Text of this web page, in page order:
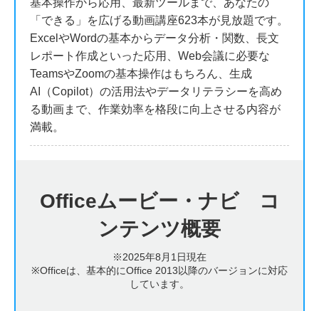
基本操作から応用、最新ツールまで、あなたの
「できる」を広げる動画講座623本が見放題です。
ExcelやWordの基本からデータ分析・関数、長文
レポート作成といった応用、Web会議に必要な
TeamsやZoomの基本操作はもちろん、生成
AI（Copilot）の活用法やデータリテラシーを高め
る動画まで、作業効率を格段に向上させる内容が
満載。
Officeムービー・ナビ コ
ンテンツ概要
※2025年8月1日現在
※Officeは、基本的にOffice 2013以降のバージョンに対応
しています。